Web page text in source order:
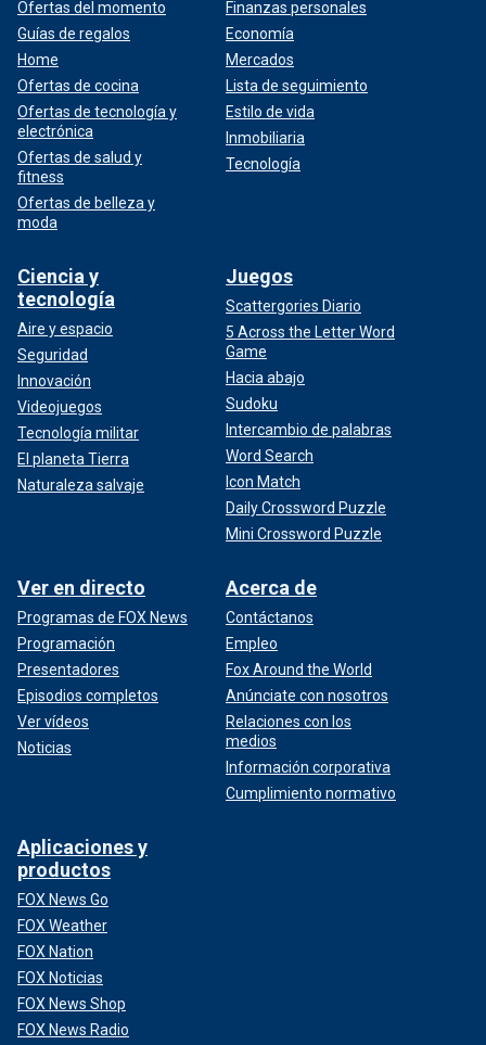
Ofertas del momento
Guías de regalos
Home
Ofertas de cocina
Ofertas de tecnología y
electrónica
Ofertas de salud y
fitness
Ofertas de belleza y
moda
Finanzas personales
Economía
Mercados
Lista de seguimiento
Estilo de vida
Inmobiliaria
Tecnología
Ciencia y
tecnología
Aire y espacio
Seguridad
Innovación
Videojuegos
Tecnología militar
El planeta Tierra
Naturaleza salvaje
Juegos
Scattergories Diario
5 Across the Letter Word
Game
Hacia abajo
Sudoku
Intercambio de palabras
Word Search
Icon Match
Daily Crossword Puzzle
Mini Crossword Puzzle
Ver en directo
Programas de FOX News
Programación
Presentadores
Episodios completos
Ver vídeos
Noticias
Acerca de
Contáctanos
Empleo
Fox Around the World
Anúnciate con nosotros
Relaciones con los
medios
Información corporativa
Cumplimiento normativo
Aplicaciones y
productos
FOX News Go
FOX Weather
FOX Nation
FOX Noticias
FOX News Shop
FOX News Radio